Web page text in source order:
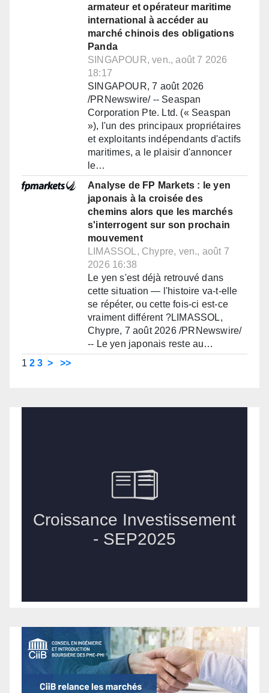
armateur et opérateur maritime
international à accéder au
marché chinois des obligations
Panda
SINGAPOUR, ven., août 7 2026
18:17
SINGAPOUR, 7 août 2026
/PRNewswire/ -- Seaspan
Corporation Pte. Ltd. (« Seaspan
»), l'un des principaux propriétaires
et exploitants indépendants d'actifs
maritimes, a le plaisir d'annoncer
le…
Analyse de FP Markets : le yen
japonais à la croisée des
chemins alors que les marchés
s'interrogent sur son prochain
mouvement
LIMASSOL, Chypre, ven., août 7
2026 16:38
Le yen s'est déjà retrouvé dans
cette situation — l'histoire va-t-elle
se répéter, ou cette fois-ci est-ce
vraiment différent ?LIMASSOL,
Chypre, 7 août 2026 /PRNewswire/
-- Le yen japonais reste au…
1 2 3 > >>